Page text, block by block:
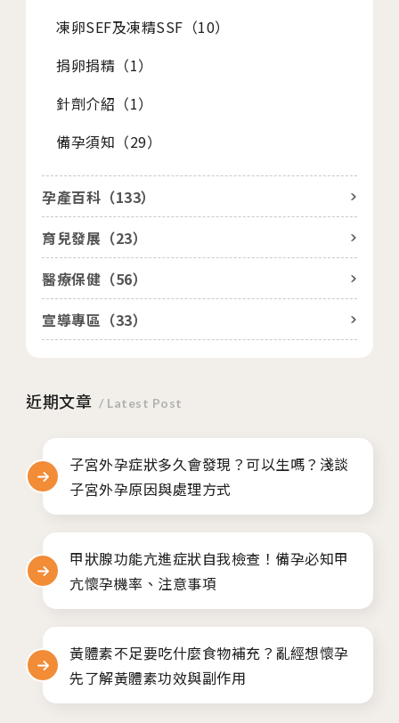
凍卵SEF及凍精SSF（10）
捐卵捐精（1）
針劑介紹（1）
備孕須知（29）
孕產百科（133）
育兒發展（23）
醫療保健（56）
宣導專區（33）
近期文章 / Latest Post
子宮外孕症狀多久會發現？可以生嗎？淺談
子宮外孕原因與處理方式
甲狀腺功能亢進症狀自我檢查！備孕必知甲
亢懷孕機率、注意事項
黃體素不足要吃什麼食物補充？亂經想懷孕
先了解黃體素功效與副作用